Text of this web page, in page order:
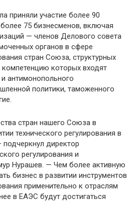
приняли участие более 90
75 бизнесменов, включая
— членов Делового совета
органов в сфере
стран Союза, структурных
которых входят
антимонопольного
политики, таможенного
стран нашего Союза в
технического регулирования в
директор
регулирования и
Нурашев. — Чем более активную
бизнес в развитии инструментов
применительно к отраслям
в ЕАЭС будут достигаться